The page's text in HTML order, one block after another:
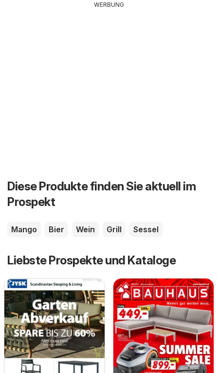
WERBUNG
Diese Produkte finden Sie aktuell im
Prospekt
Mango Bier Wein Grill Sessel
Liebste Prospekte und Kataloge